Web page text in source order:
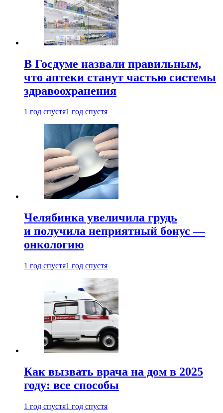
В Госдуме назвали правильным,
что аптеки станут частью системы
здравоохранения
1 год спустя1 год спустя
Челябинка увеличила грудь
и получила неприятный бонус —
онкологию
1 год спустя1 год спустя
Как вызвать врача на дом в 2025
году: все способы
1 год спустя1 год спустя